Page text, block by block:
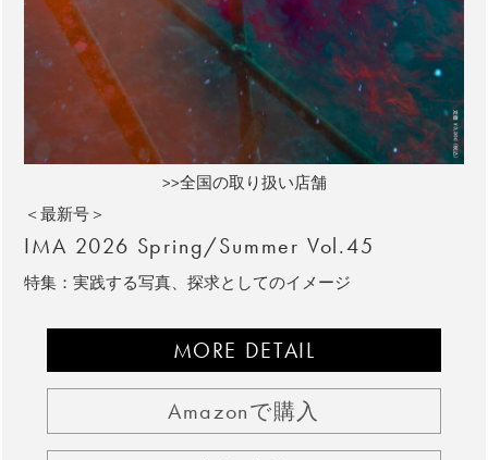
>>全国の取り扱い店舗
＜最新号＞
IMA 2026 Spring/Summer Vol.45
特集：実践する写真、探求としてのイメージ
MORE DETAIL
Amazonで購入